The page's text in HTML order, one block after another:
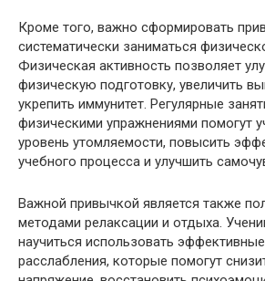
Кроме того, важно сформировать
систематически заниматься
Физическая активность позволяет
физическую подготовку, увеличить
укрепить иммунитет. Регулярные
физическими упражнениями помогут
уровень утомляемости, повысить
учебного процесса и улучшить
Важной привычкой является также
методами релаксации и отдыха.
научиться использовать эффективные
расслабления, которые помогут